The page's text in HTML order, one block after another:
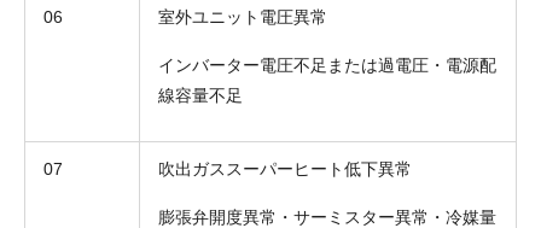
06 室外ユニット電圧異常
インバーター電圧不足または過電圧・電源配
線容量不足
07 吹出ガススーパーヒート低下異常
膨張弁開度異常・サーミスター異常・冷媒量